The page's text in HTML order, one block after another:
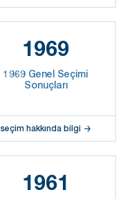
1969
1969 Genel Seçimi
Sonuçları
seçim hakkında bilgi
1961